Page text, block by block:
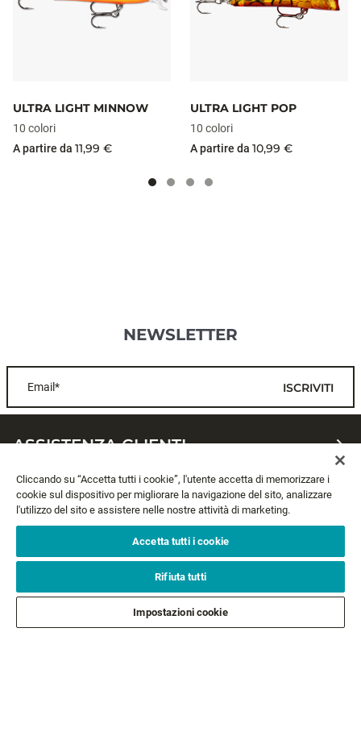
ULTRA LIGHT MINNOW
10 colori
A partire da 11,99 €
ULTRA LIGHT POP
10 colori
A partire da 10,99 €
NEWSLETTER
Email* ISCRIVITI
ASSISTENZA CLIENTI
CHI SIAMO
LEGALE
Cliccando su “Accetta tutti i cookie”, l'utente accetta di memorizzare i
cookie sul dispositivo per migliorare la navigazione del sito, analizzare
l'utilizzo del sito e assistere nelle nostre attività di marketing.
Accetta tutti i cookie
Rifiuta tutti
Impostazioni cookie